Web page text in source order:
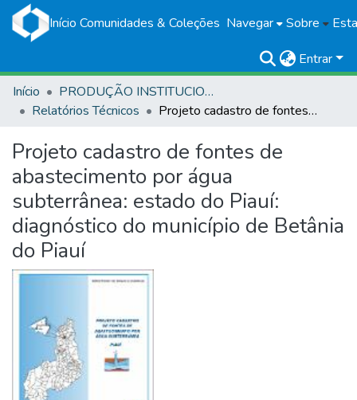
Início Comunidades & Coleções Navegar Sobre
Entrar
Início
PRODUÇÃO INSTITUCIONAL
Relatórios Técnicos
Projeto cadastro de fontes de abastecimento por água subterrânea: estado do Piauí: diagnóstico do município de Betânia do Piauí
Projeto cadastro de fontes de
abastecimento por água
subterrânea: estado do Piauí:
diagnóstico do município de Betânia
do Piauí